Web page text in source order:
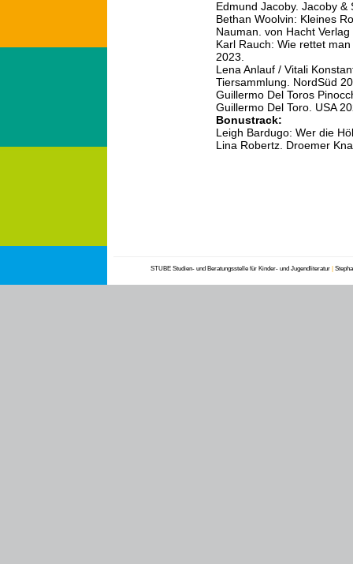
Edmund Jacoby. Jacoby &
Bethan Woolvin: Kleines
Nauman. von Hacht Verlag
Karl Rauch: Wie rettet
2023.
Lena Anlauf / Vitali
Tiersammlung. NordSüd
Guillermo Del Toros
Guillermo Del Toro. USA
Bonustrack:
Leigh Bardugo: Wer die
Lina Robertz. Droemer
STUBE Studien- und Beratungsstelle für Kinder- und Jugendliteratur